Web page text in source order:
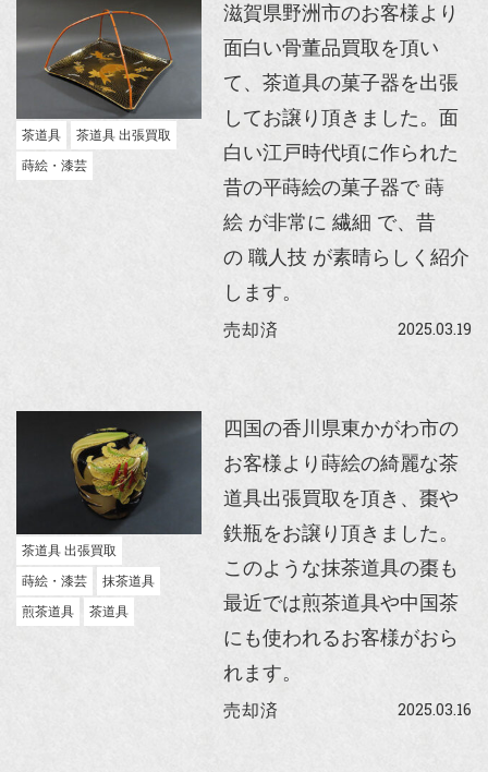
茶道具
茶道具 出張買取
蒔絵・漆芸
滋賀県野洲市のお客様より
面白い骨董品買取を頂い
て、茶道具の菓子器を出張
してお譲り頂きました。面
白い江戸時代頃に作られた
昔の平蒔絵の菓子器で 蒔
絵 が非常に 繊細 で、昔
の 職人技 が素晴らしく紹介
します。
売却済 2025.03.19
茶道具 出張買取
蒔絵・漆芸
抹茶道具
煎茶道具
茶道具
四国の香川県東かがわ市の
お客様より蒔絵の綺麗な茶
道具出張買取を頂き、棗や
鉄瓶をお譲り頂きました。
このような抹茶道具の棗も
最近では煎茶道具や中国茶
にも使われるお客様がおら
れます。
売却済 2025.03.16